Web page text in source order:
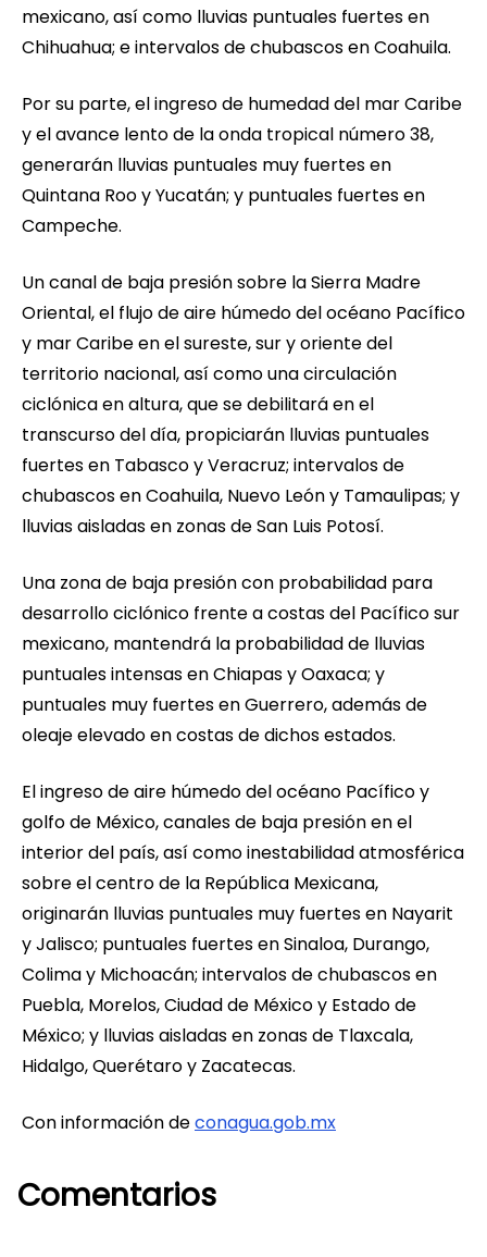
mexicano, así como lluvias puntuales fuertes en
Chihuahua; e intervalos de chubascos en Coahuila.
Por su parte, el ingreso de humedad del mar Caribe
y el avance lento de la onda tropical número 38,
generarán lluvias puntuales muy fuertes en
Quintana Roo y Yucatán; y puntuales fuertes en
Campeche.
Un canal de baja presión sobre la Sierra Madre
Oriental, el flujo de aire húmedo del océano Pacífico
y mar Caribe en el sureste, sur y oriente del
territorio nacional, así como una circulación
ciclónica en altura, que se debilitará en el
transcurso del día, propiciarán lluvias puntuales
fuertes en Tabasco y Veracruz; intervalos de
chubascos en Coahuila, Nuevo León y Tamaulipas; y
lluvias aisladas en zonas de San Luis Potosí.
Una zona de baja presión con probabilidad para
desarrollo ciclónico frente a costas del Pacífico sur
mexicano, mantendrá la probabilidad de lluvias
puntuales intensas en Chiapas y Oaxaca; y
puntuales muy fuertes en Guerrero, además de
oleaje elevado en costas de dichos estados.
El ingreso de aire húmedo del océano Pacífico y
golfo de México, canales de baja presión en el
interior del país, así como inestabilidad atmosférica
sobre el centro de la República Mexicana,
originarán lluvias puntuales muy fuertes en Nayarit
y Jalisco; puntuales fuertes en Sinaloa, Durango,
Colima y Michoacán; intervalos de chubascos en
Puebla, Morelos, Ciudad de México y Estado de
México; y lluvias aisladas en zonas de Tlaxcala,
Hidalgo, Querétaro y Zacatecas.
Con información deconagua.gob.mx
Comentarios